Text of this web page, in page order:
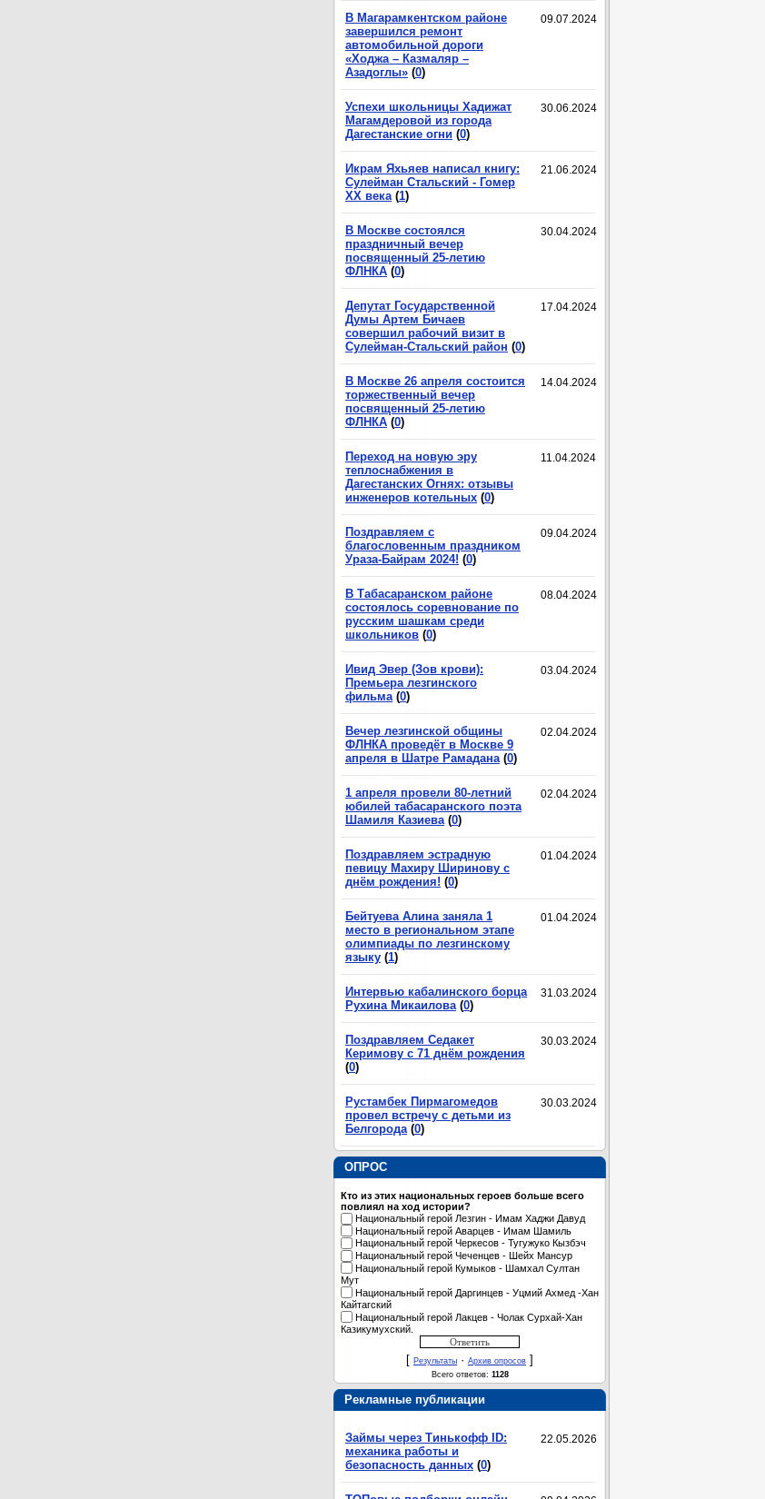
09.07.2024
В Магарамкентском районе
завершился ремонт
автомобильной дороги
«Ходжа – Казмаляр –
Азадоглы» (0)
30.06.2024
Успехи школьницы Хадижат
Магамдеровой из города
Дагестанские огни (0)
21.06.2024
Икрам Яхьяев написал книгу:
Сулейман Стальский - Гомер
XX века (1)
30.04.2024
В Москве состоялся
праздничный вечер
посвященный 25-летию
ФЛНКА (0)
17.04.2024
Депутат Государственной
Думы Артем Бичаев
совершил рабочий визит в
Сулейман-Стальский район (0)
14.04.2024
В Москве 26 апреля состоится
торжественный вечер
посвященный 25-летию
ФЛНКА (0)
11.04.2024
Переход на новую эру
теплоснабжения в
Дагестанских Огнях: отзывы
инженеров котельных (0)
09.04.2024
Поздравляем с
благословенным праздником
Ураза-Байрам 2024! (0)
08.04.2024
В Табасаранском районе
состоялось соревнование по
русским шашкам среди
школьников (0)
03.04.2024
Ивид Эвер (Зов крови):
Премьера лезгинского
фильма (0)
02.04.2024
Вечер лезгинской общины
ФЛНКА проведёт в Москве 9
апреля в Шатре Рамадана (0)
02.04.2024
1 апреля провели 80-летний
юбилей табасаранского поэта
Шамиля Казиева (0)
01.04.2024
Поздравляем эстрадную
певицу Махиру Ширинову с
днём рождения! (0)
01.04.2024
Бейтуева Алина заняла 1
место в региональном этапе
олимпиады по лезгинскому
языку (1)
31.03.2024
Интервью кабалинского борца
Рухина Микаилова (0)
30.03.2024
Поздравляем Седакет
Керимову с 71 днём рождения
(0)
30.03.2024
Рустамбек Пирмагомедов
провел встречу с детьми из
Белгорода (0)
ОПРОС
Кто из этих национальных героев больше всего
повлиял на ход истории?
Национальный герой Лезгин - Имам Хаджи Давуд
Национальный герой Аварцев - Имам Шамиль
Национальный герой Черкесов - Тугужуко Кызбэч
Национальный герой Чеченцев - Шейх Мансур
Национальный герой Кумыков - Шамхал Султан
Мут
Национальный герой Даргинцев - Уцмий Ахмед -Хан
Кайтагский
Национальный герой Лакцев - Чолак Сурхай-Хан
Казикумухский.
[ Результаты · Архив опросов ]
Всего ответов: 1128
Рекламные публикации
22.05.2026
Займы через Тинькофф ID:
механика работы и
безопасность данных (0)